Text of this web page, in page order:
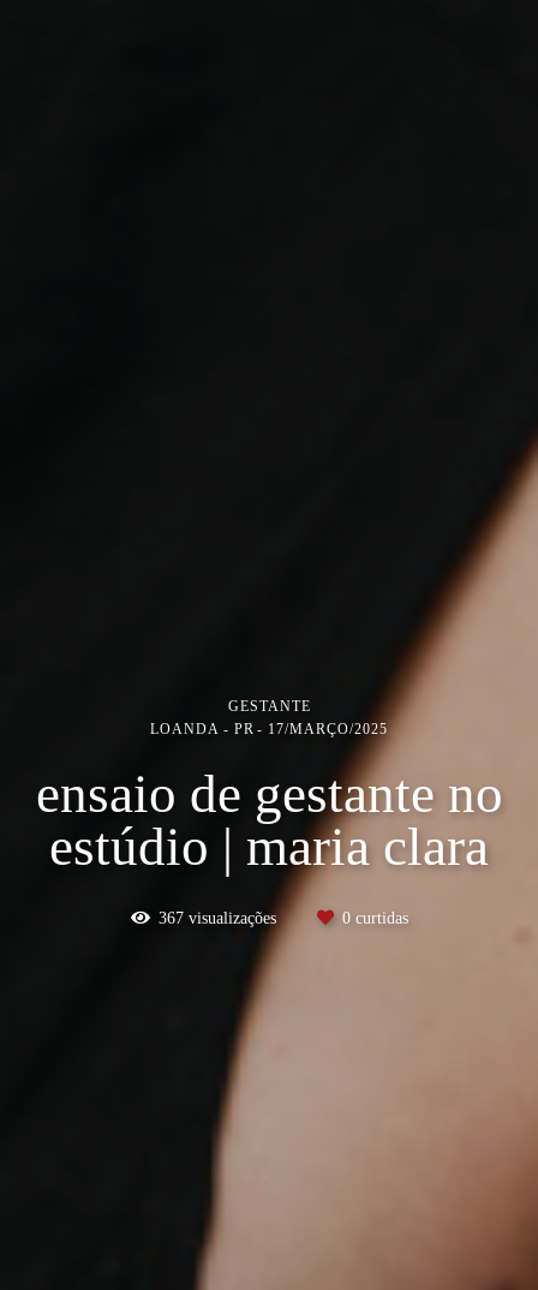
GESTANTE
LOANDA - PR
17/MARÇO/2025
ensaio de gestante no
estúdio | maria clara
367visualizações 0curtidas